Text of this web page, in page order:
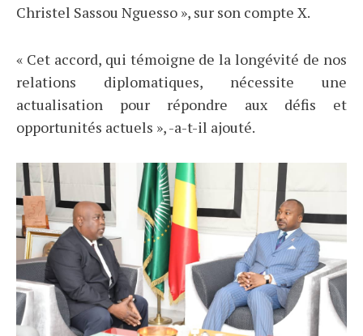
Christel Sassou Nguesso », sur son compte X.
« Cet accord, qui témoigne de la longévité de nos
relations diplomatiques, nécessite une
actualisation pour répondre aux défis et
opportunités actuels », -a-t-il ajouté.